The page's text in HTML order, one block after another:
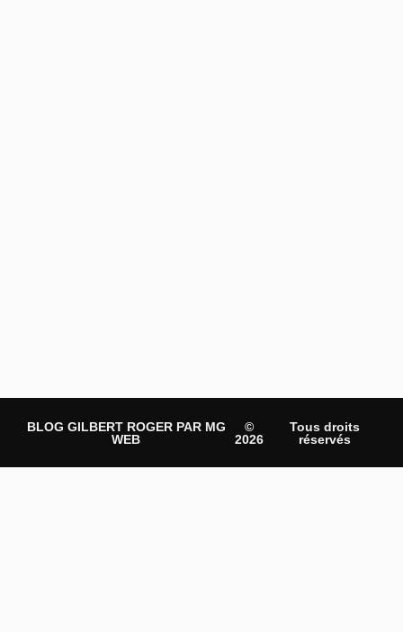
BLOG GILBERT ROGER PAR MG
WEB
©
2026
Tous droits
réservés